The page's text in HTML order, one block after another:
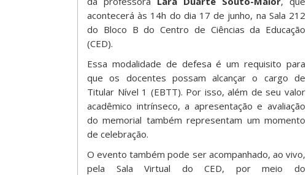
acontecerá às 14h do dia 17 de junho, na Sala 212
do Bloco B do Centro de Ciências da Educação
(CED).
Essa modalidade de defesa é um requisito para
que os docentes possam alcançar o cargo de
Titular Nível 1 (EBTT). Por isso, além de seu valor
acadêmico intrínseco, a apresentação e avaliação
do memorial também representam um momento
de celebração.
O evento também pode ser acompanhado, ao vivo,
pela Sala Virtual do CED, por meio do